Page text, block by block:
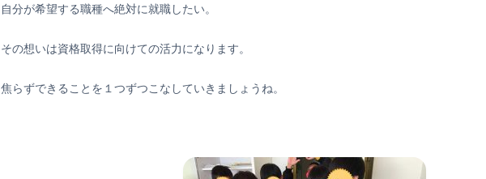
自分が希望する職種へ絶対に就職したい。
その想いは資格取得に向けての活力になります。
焦らずできることを１つずつこなしていきましょうね。